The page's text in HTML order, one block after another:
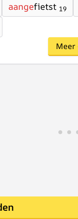
aangefietst 19